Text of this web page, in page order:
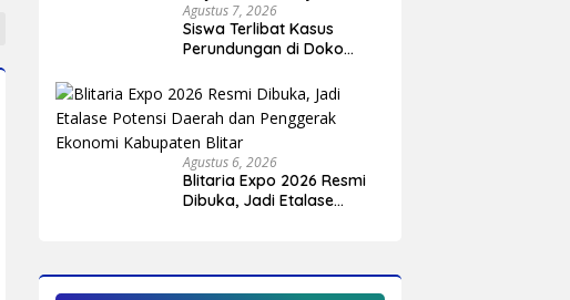
Agustus 7, 2026
Siswa Terlibat Kasus
Perundungan di Doko
Sekolah, Diduga Peristiwa
Pernah Terjadi
Sebelumnya
Agustus 6, 2026
Blitaria Expo 2026 Resmi
Dibuka, Jadi Etalase